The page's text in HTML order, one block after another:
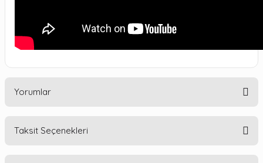
Yorumlar
Taksit Seçenekleri